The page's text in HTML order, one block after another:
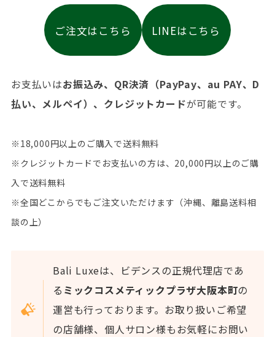
ご注文はこちら LINEはこちら
お支払いはお振込み、QR決済（PayPay、au PAY、D
払い、メルペイ）、クレジットカードが可能です。
※18,000円以上のご購入で送料無料
※クレジットカードでお支払いの方は、20,000円以上のご購
入で送料無料
※全国どこからでもご注文いただけます（沖縄、離島送料相
談の上）
Bali Luxeは、ビデンスの正規代理店であ
る ミックコスメティックプラザ大阪本町の
運営も行っております。お取り扱いご希望
の店舗様、個人サロン様もお気軽にお問い